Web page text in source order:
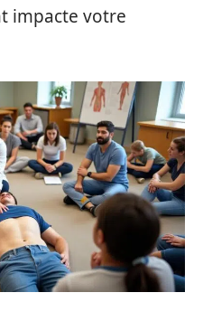
impacte votre